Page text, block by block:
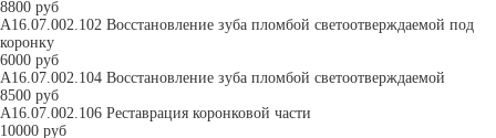
8800 руб
A16.07.002.102 Восстановление зуба пломбой светоотверждаемой под
коронку
6000 руб
A16.07.002.104 Восстановление зуба пломбой светоотверждаемой
8500 руб
A16.07.002.106 Реставрация коронковой части
10000 руб